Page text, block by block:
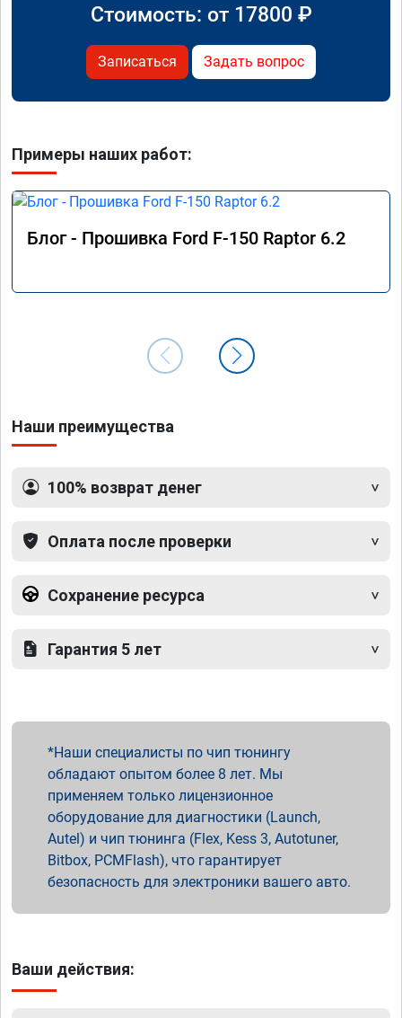
Стоимость: от 17800 ₽
Записаться Задать вопрос
Примеры наших работ:
Блог - Прошивка Ford F-150 Raptor 6.2
Наши преимущества
100% возврат денег
Оплата после проверки
Сохранение ресурса
Гарантия 5 лет
Наши специалисты по чип тюнингу
обладают опытом более 8 лет. Мы
применяем только лицензионное
оборудование для диагностики (Launch,
Autel) и чип тюнинга (Flex, Kess 3, Autotuner,
Bitbox, PCMFlash), что гарантирует
безопасность для электроники вашего авто.
Ваши действия: